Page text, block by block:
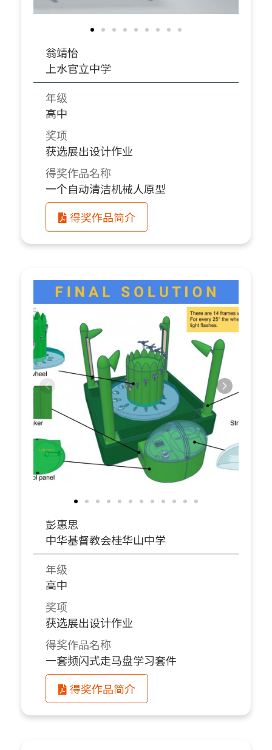
翁靖怡
上水官立中学
年级
高中
奖项
获选展出设计作业
得奖作品名称
一个自动清洁机械人原型
得奖作品简介
彭惠思
中华基督教会桂华山中学
年级
高中
奖项
获选展出设计作业
得奖作品名称
一套频闪式走马盘学习套件
得奖作品简介